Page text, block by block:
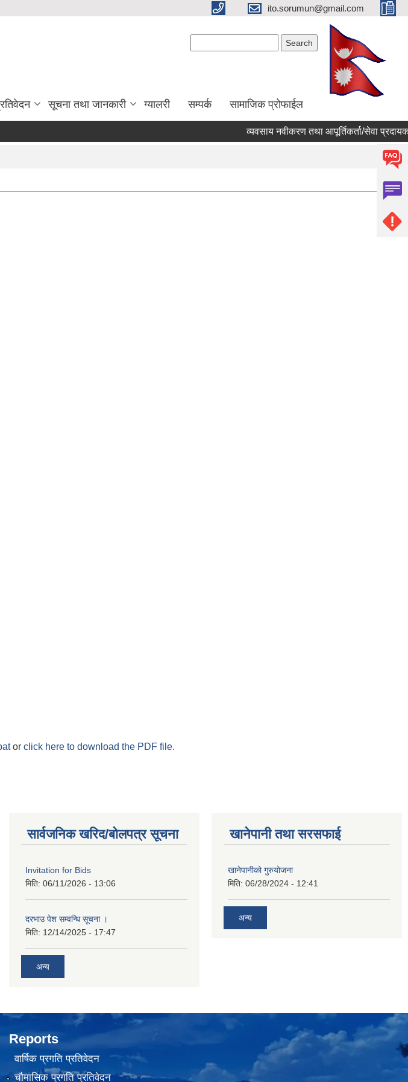
ito.sorumun@gmail.com
सूचना तथा जानकारी ग्यालरी सम्पर्क सामाजिक प्रोफाईल
व्यवसाय नवीकरण तथा आपूर्तिकर्ता/सेवा
or click here to download the PDF file.
सार्वजनिक खरिद/बोलपत्र सूचना
Invitation for Bids
मिति: 06/11/2026 - 13:06
दरभाउ पेश सम्वन्धि सूचना ।
मिति: 12/14/2025 - 17:47
अन्य
खानेपानी तथा सरसफाई
खानेपानीको गुरुयोजना
मिति: 06/28/2024 - 12:41
अन्य
Reports
वार्षिक प्रगति प्रतिवेदन
चौमासिक प्रगति प्रतिवेदन